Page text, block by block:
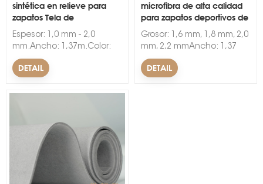
sintética en relieve para
zapatos Tela de
microgamuza
Espesor: 1,0 mm - 2,0
mm.Ancho: 1,37m.Color:
Negro, Gris, Marrón, Camel,
Beige, todos los colores
embalaje en rollo, 30
DETAIL
microfibra de alta calidad
para zapatos deportivos de
PU
Grosor: 1,6 mm, 1,8 mm, 2,0
mm, 2,2 mmAncho: 1,37
mColor: negro, blanco, gris
oscuro,
DETAIL